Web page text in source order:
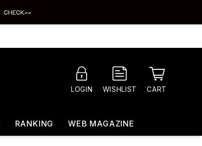
LOGIN WISHLIST CART
RANKING WEB MAGAZINE